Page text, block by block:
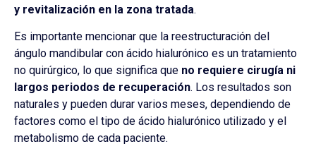
y revitalización en la zona tratada.
Es importante mencionar que la reestructuración del
ángulo mandibular con ácido hialurónico es un tratamiento
no quirúrgico, lo que significa que no requiere cirugía ni
largos periodos de recuperación. Los resultados son
naturales y pueden durar varios meses, dependiendo de
factores como el tipo de ácido hialurónico utilizado y el
metabolismo de cada paciente.